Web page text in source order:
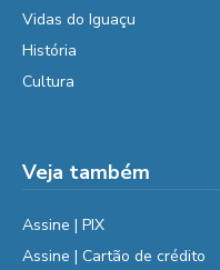
Vidas do Iguaçu
História
Cultura
Veja também
Assine | PIX
Assine | Cartão de crédito